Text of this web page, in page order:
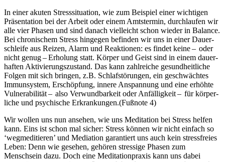
In einer akuten Stress­si­tua­tion, wie zum Beispiel einer wichtigen
Prä­sen­ta­tion bei der Arbeit oder einem Amtstermin, durch­lau­fen wir
alle vier Phasen und sind danach viel­leicht schon wieder in Balance.
Bei chro­ni­schem Stress hingegen befin­den wir uns in einer Dau­er­
schleife aus Reizen, Alarm und Reak­tionen: es findet keine – oder
nicht genug – Erho­lung statt. Körper und Geist sind in einem dau­er­
haf­ten Akti­vie­rungs­zu­stand. Das kann zahl­rei­che gesund­heit­li­che
Folgen mit sich brin­gen, z.B. Schlaf­stö­run­gen, ein geschwäch­tes
Immun­sys­tem, Erschöp­fung, innere Anspan­nung und eine erhöhte
Vul­nera­bi­li­tät – also Ver­wund­bar­keit oder Anfälligkeit – für kör­per­
li­che und psy­chi­sche Erkran­kun­gen.(Fußnote 4)
Wir wollen uns nun ansehen, wie uns Meditation bei Stress helfen
kann. Eins ist schon mal sicher: Stress können wir nicht einfach so
‘wegmeditieren’ und Mediation garantiert uns auch kein stressfreies
Leben: Denn wie gesehen, gehören stressige Phasen zum
Menschsein dazu. Doch eine Meditationpraxis kann uns dabei